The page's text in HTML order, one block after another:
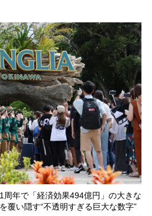
周年で「経済効果494億円」の大きな
覆い隠す“不透明すぎる巨大な数字”